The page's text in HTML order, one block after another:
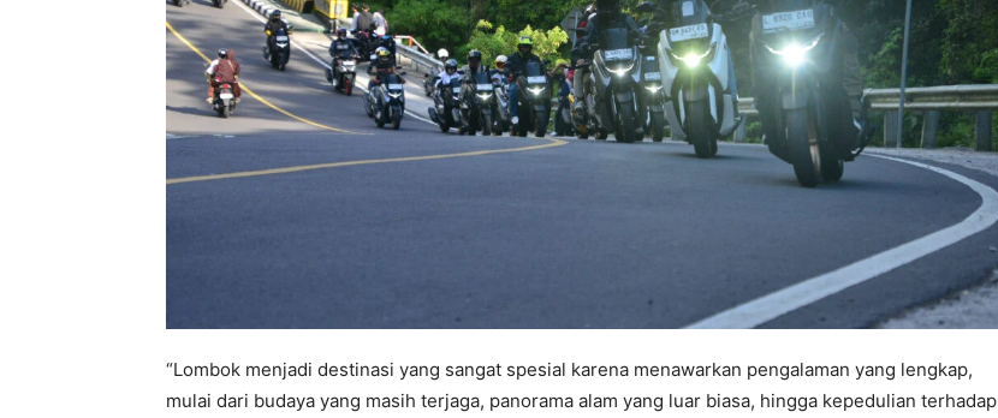
“Lombok menjadi destinasi yang sangat spesial karena menawarkan pengalaman yang lengkap,
mulai dari budaya yang masih terjaga, panorama alam yang luar biasa, hingga kepedulian terhadap